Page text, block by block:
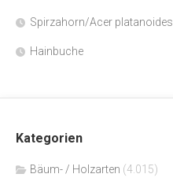
Spirzahorn/Acer platanoides
Hainbuche
Kategorien
Bäum- / Holzarten (4.015)